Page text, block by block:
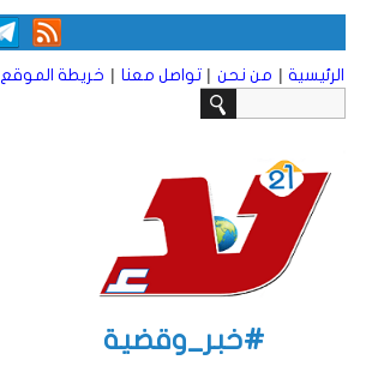
الرئيسية | من نحن | تواصل معنا | خريطة الموقع
#خبر_وقضية